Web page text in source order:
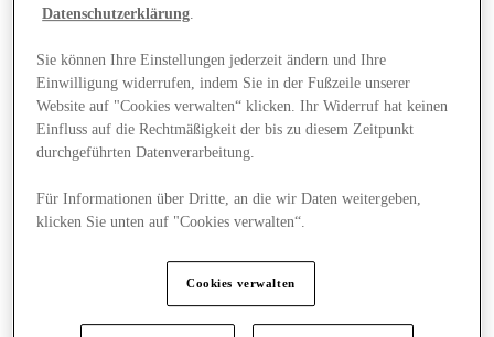
Angebote
Datenschutzerklärung
Sie können Ihre Einstellungen jederzeit ändern und Ihre
Einwilligung widerrufen, indem Sie in der Fußzeile unserer
Website auf "Cookies verwalten“ klicken. Ihr Widerruf hat keinen
Einfluss auf die Rechtmäßigkeit der bis zu diesem Zeitpunkt
durchgeführten Datenverarbeitung.
Für Informationen über Dritte, an die wir Daten weitergeben,
klicken Sie unten auf "Cookies verwalten“.
Cookies verwalten